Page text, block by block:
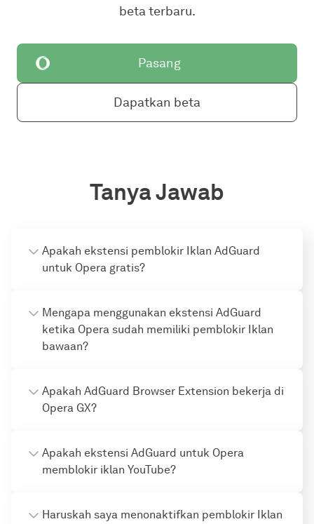
beta terbaru.
Pasang
Dapatkan beta
Tanya Jawab
Apakah ekstensi pemblokir Iklan AdGuard
untuk Opera gratis?
Mengapa menggunakan ekstensi AdGuard
ketika Opera sudah memiliki pemblokir Iklan
bawaan?
Apakah AdGuard Browser Extension bekerja di
Opera GX?
Apakah ekstensi AdGuard untuk Opera
memblokir iklan YouTube?
Haruskah saya menonaktifkan pemblokir Iklan